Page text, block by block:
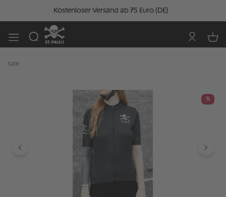
Kostenloser Versand ab 75 Euro (DE)
Sale
Bildergalerie überspringen %